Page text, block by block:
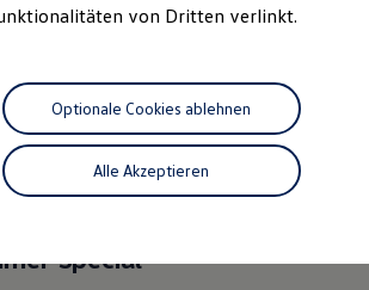
Strom
für Privatkunden
für Gewerbekunden
und Ladekabel
Laden
& Kosten der Elektrofahrzeuge
Special
von Dritten verlinkt.
Alle Akzeptieren
Optionale Cookies ablehnen